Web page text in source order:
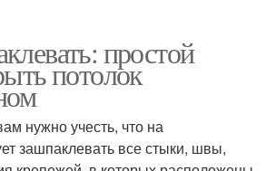
простой
потолок
нужно учесть, что на
зашпаклевать все стыки, швы,